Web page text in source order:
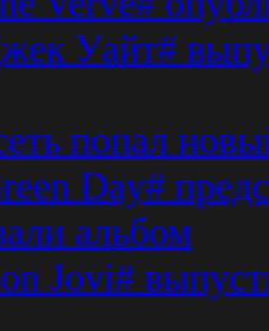
Уайт#
попал
Day#
альбом
Jovi#